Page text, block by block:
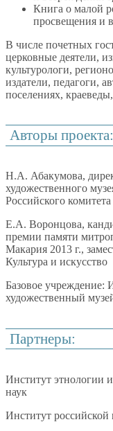
Книга о малой
просвещения и
В числе почетных
церковные деятели,
культурологи,
издатели, педагоги,
поселениях,
Авторы проекта:
Н.А. Абакумова,
художественного
Российского
Е.А. Воронцова,
премии памяти
Макария 2013 г.,
Культура и искусство
Базовое учреждение:
художественный
Партнеры:
Институт этнологии
наук
Институт российской